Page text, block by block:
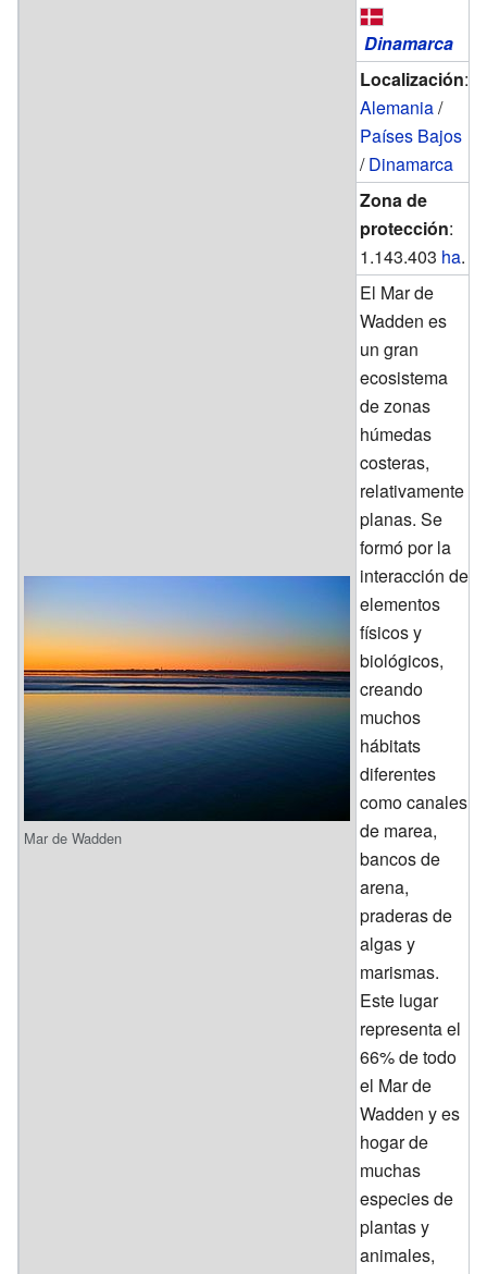
Mar de Wadden
Dinamarca
Localización:
Alemania/
Países Bajos
/Dinamarca
Zona de
protección:
1.143.403 ha.
El Mar de
Wadden es
un gran
ecosistema
de zonas
húmedas
costeras,
relativamente
planas. Se
formó por la
interacción de
elementos
físicos y
biológicos,
creando
muchos
hábitats
diferentes
como canales
de marea,
bancos de
arena,
praderas de
algas y
marismas.
Este lugar
representa el
66% de todo
el Mar de
Wadden y es
hogar de
muchas
especies de
plantas y
animales,